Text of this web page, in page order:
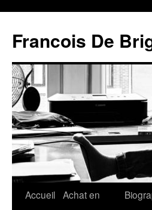
Francois De
Accueil Achat en